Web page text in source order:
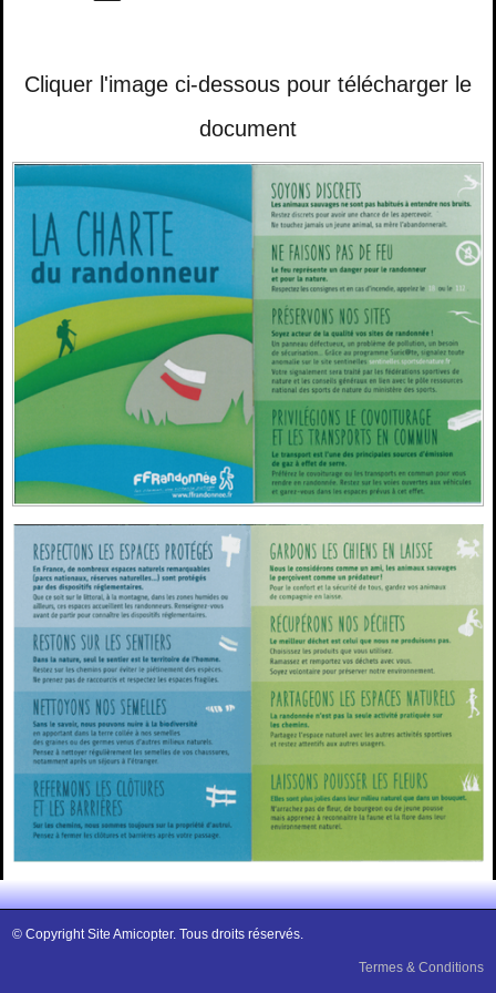
Cliquer l'image ci-dessous pour télécharger le
document
© Copyright Site Amicopter. Tous droits réservés.
Termes & Conditions